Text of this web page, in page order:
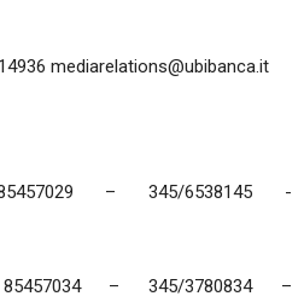
mediarelations@ubibanca.it
– 345/6538145 -
– 345/3780834 –